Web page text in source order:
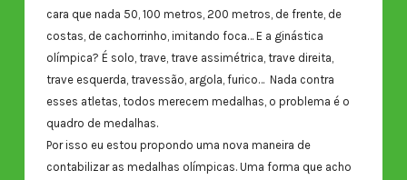
cara que nada 50, 100 metros, 200 metros, de frente, de
costas, de cachorrinho, imitando foca… E a ginástica
olímpica? É solo, trave, trave assimétrica, trave direita,
trave esquerda, travessão, argola, furico… Nada contra
esses atletas, todos merecem medalhas, o problema é o
quadro de medalhas.
Por isso eu estou propondo uma nova maneira de
contabilizar as medalhas olímpicas. Uma forma que acho